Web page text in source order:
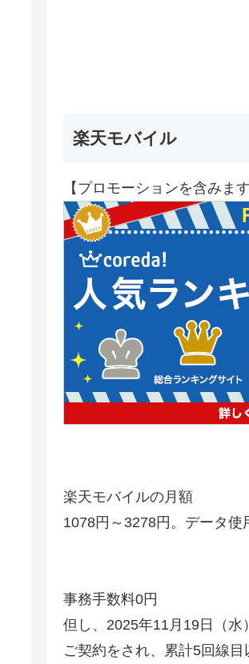
楽天モバイル
【プロモーションを含みます
楽天モバイルの月額
1078円～3278円。データ使
事務手数料0円
但し、2025年11月19日（水
ご契約をされ、累計5回線目